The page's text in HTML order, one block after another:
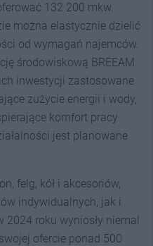
132 200 mkw.
można elastycznie dzielić
od wymagań najemców.
środowiskową BREEAM
inwestycji zastosowane
zużycie energii i wody,
komfort pracy
jest planowane
felg, kół i akcesoriów,
indywidualnych, jak i
2024 roku wyniosły niemal
ofercie ponad 500